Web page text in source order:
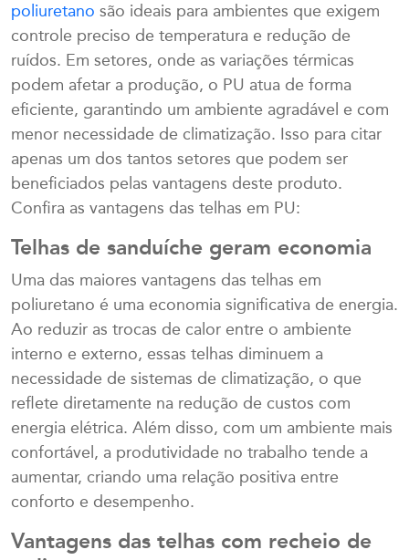
poliuretano são ideais para ambientes que exigem
controle preciso de temperatura e redução de
ruídos. Em setores, onde as variações térmicas
podem afetar a produção, o PU atua de forma
eficiente, garantindo um ambiente agradável e com
menor necessidade de climatização. Isso para citar
apenas um dos tantos setores que podem ser
beneficiados pelas vantagens deste produto.
Confira as vantagens das telhas em PU:
Telhas de sanduíche geram economia
Uma das maiores vantagens das telhas em
poliuretano é uma economia significativa de energia.
Ao reduzir as trocas de calor entre o ambiente
interno e externo, essas telhas diminuem a
necessidade de sistemas de climatização, o que
reflete diretamente na redução de custos com
energia elétrica. Além disso, com um ambiente mais
confortável, a produtividade no trabalho tende a
aumentar, criando uma relação positiva entre
conforto e desempenho.
Vantagens das telhas com recheio de